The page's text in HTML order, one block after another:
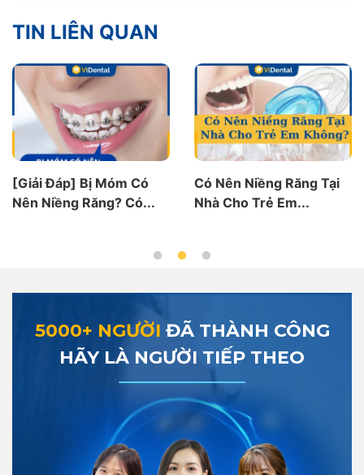
TIN LIÊN QUAN
Móm Có
Răng? Có...
Có Nên Niềng Răng Tại
Nhà Cho Trẻ Em...
Chuyên
Niềng
5000+ NGƯỜI ĐÃ THÀNH CÔNG
HÃY LÀ NGƯỜI TIẾP THEO